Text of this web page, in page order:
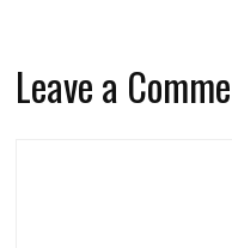
Leave a